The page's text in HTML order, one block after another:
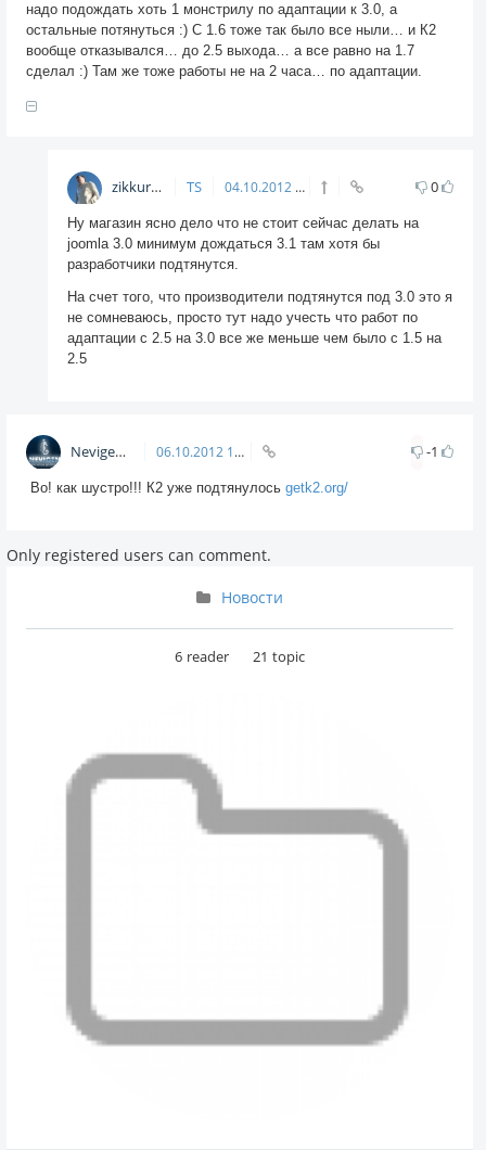
надо подождать хоть 1 монстрилу по адаптации к 3.0, а
остальные потянуться :) С 1.6 тоже так было все ныли… и К2
вообще отказывался… до 2.5 выхода… а все равно на 1.7
сделал :) Там же тоже работы не на 2 часа… по адаптации.
zikkuratvk TS 04.10.2012 18:55 0
Ну магазин ясно дело что не стоит сейчас делать на
joomla 3.0 минимум дождаться 3.1 там хотя бы
разработчики подтянутся.
На счет того, что производители подтянутся под 3.0 это я
не сомневаюсь, просто тут надо учесть что работ по
адаптации с 2.5 на 3.0 все же меньше чем было с 1.5 на
2.5
Nevigen 06.10.2012 10:43 -1
Во! как шустро!!! К2 уже подтянулось getk2.org/
Only registered users can comment.
Новости
6 reader 21 topic